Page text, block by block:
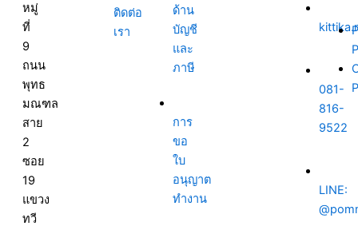
หมู่
ที่
9
ถนน
พุทธ
มณฑล
สาย
2
ซอย
19
แขวง
ทวี
ติดต่อ
เรา
ด้าน
บัญชี
และ
ภาษี
การ
ขอ
ใบ
อนุญาต
ทำงาน
081-
816-
9522
LINE: